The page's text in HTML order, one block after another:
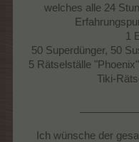
welches alle 24
1
50 Superdünger, 50
5 Rätselställe
Tiki-
Ich wünsche der